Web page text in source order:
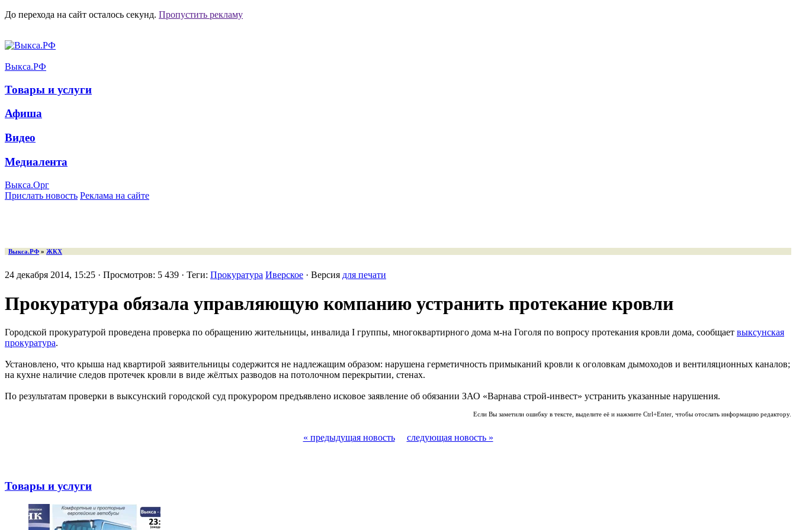
До перехода на сайт осталось секунд. Пропустить рекламу
Выкса.РФ
Товары и услуги
Афиша
Видео
Медиалента
Выкса.Орг
Прислать новость Реклама на сайте
Выкса.РФ » ЖКХ
24 декабря 2014, 15:25 · Просмотров: 5 439 · Теги: Прокуратура Иверское · Версия для печати
Прокуратура обязала управляющую компанию устранить протекание кровли
Городской прокуратурой проведена проверка по обращению жительницы, инвалида I группы, многоквартирного дома м-на Гоголя по вопросу протекания кровли дома, сообщает выксунская
прокуратура.
Установлено, что крыша над квартирой заявительницы содержится не надлежащим образом: нарушена герметичность примыканий кровли к оголовкам дымоходов и вентиляционных каналов;
на кухне наличие следов протечек кровли в виде жёлтых разводов на потолочном перекрытии, стенах.
По результатам проверки в выксунский городской суд прокурором предъявлено исковое заявление об обязании ЗАО «Варнава строй-инвест» устранить указанные нарушения.
Если Вы заметили ошибку в тексте, выделите её и нажмите Ctrl+Enter, чтобы отослать информацию редактору.
« предыдущая новость следующая новость »
Товары и услуги